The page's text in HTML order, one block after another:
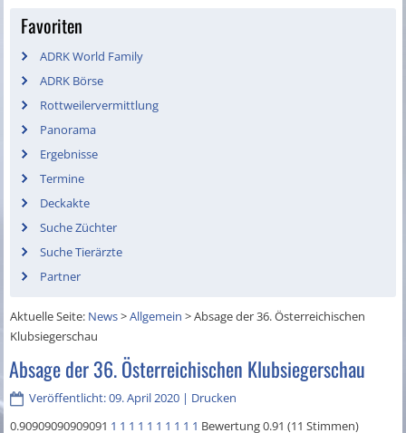
Favoriten
ADRK World Family
ADRK Börse
Rottweilervermittlung
Panorama
Ergebnisse
Termine
Deckakte
Suche Züchter
Suche Tierärzte
Partner
Aktuelle Seite: News>Allgemein >Absage der 36. Österreichischen
Klubsiegerschau
Absage der 36. Österreichischen Klubsiegerschau
Veröffentlicht: 09. April 2020 | Drucken
0.90909090909091 1 1 1 1 1 1 1 1 1 1 Bewertung 0.91 (11 Stimmen)